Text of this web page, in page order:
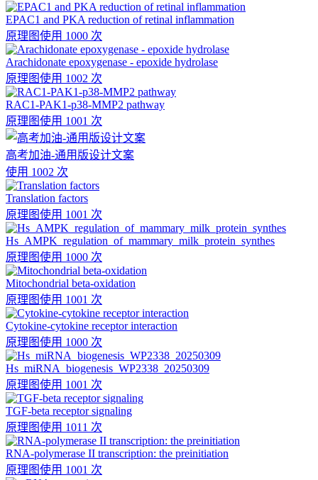
EPAC1 and PKA reduction of retinal inflammation
原理图使用 1000 次
Arachidonate epoxygenase - epoxide hydrolase
原理图使用 1002 次
RAC1-PAK1-p38-MMP2 pathway
原理图使用 1001 次
高考加油-通用版设计文案
使用 1002 次
Translation factors
原理图使用 1001 次
Hs_AMPK_regulation_of_mammary_milk_protein_synthes
原理图使用 1000 次
Mitochondrial beta-oxidation
原理图使用 1001 次
Cytokine-cytokine receptor interaction
原理图使用 1000 次
Hs_miRNA_biogenesis_WP2338_20250309
原理图使用 1001 次
TGF-beta receptor signaling
原理图使用 1011 次
RNA-polymerase II transcription: the preinitiation
原理图使用 1001 次